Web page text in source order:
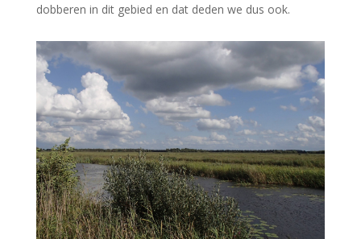
dobberen in dit gebied en dat deden we dus ook.